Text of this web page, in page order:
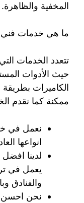
المخفية والظاهرة.
ما هي خدمات فني
تتعدد الخدمات
حيث الأدوات
الكاميرات
ممكنة كما نقدم
نعمل في
انواعها
لدينا
يعمل في
والفنادق
نحن احسن